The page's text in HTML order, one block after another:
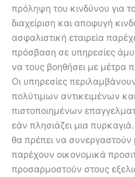
πρόληψη του κινδύνου για
διαχείριση και αποφυγή
ασφαλιστική εταιρεία
πρόσβαση σε υπηρεσίες
να τους βοηθήσει με μέτρα
Οι υπηρεσίες
πολύτιμων αντικειμένων
πιστοποιημένων
εάν πλησιάζει μια
θα πρέπει να συνεργαστούν
παρέχουν οικονομικά
προσαρμοστούν στους